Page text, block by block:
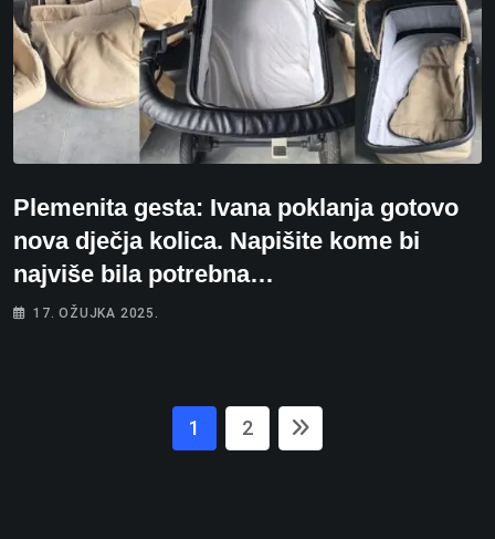
Plemenita gesta: Ivana poklanja gotovo
nova dječja kolica. Napišite kome bi
najviše bila potrebna…
17. OŽUJKA 2025.
1 2